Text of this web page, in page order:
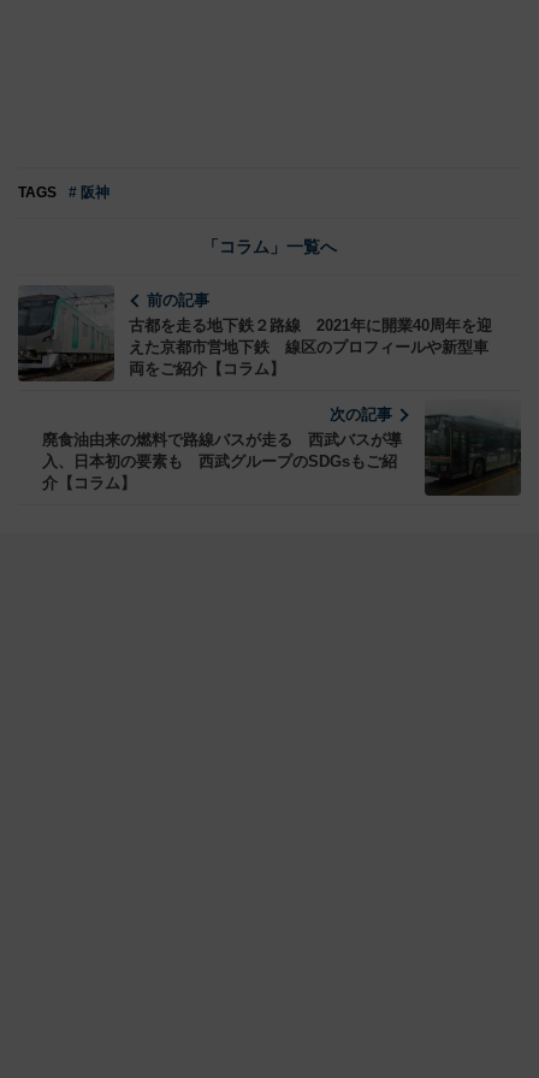
TAGS # 阪神
「コラム」一覧へ
前の記事
古都を走る地下鉄２路線 2021年に開業40周年を迎
えた京都市営地下鉄 線区のプロフィールや新型車
両をご紹介【コラム】
次の記事
廃食油由来の燃料で路線バスが走る 西武バスが導
入、日本初の要素も 西武グループのSDGsもご紹
介【コラム】